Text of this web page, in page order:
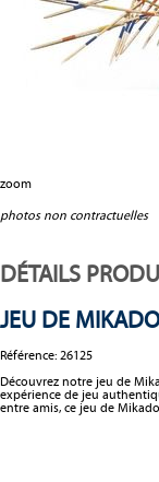
zoom
photos non contractuelles
DÉTAILS
JEU DE
Référence: 26125
Découvrez notre jeu de
expérience de jeu
entre amis, ce jeu de